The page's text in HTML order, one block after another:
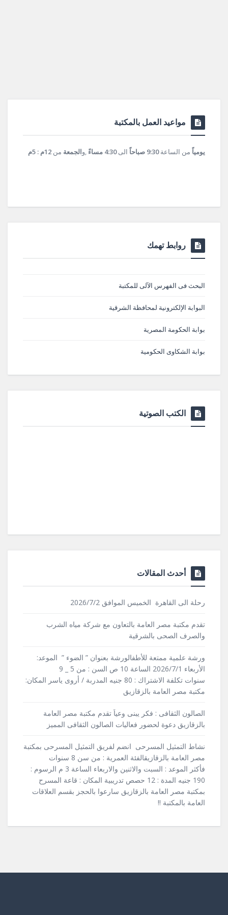
مواعيد العمل بالمكتبة
يومياً من الساعة9:30 صباحاً الى4:30 مساءً ,والجمعة من 12م : 5م
روابط تهمك
البحث فى الفهرس الآلى للمكتبة
البوابة الإلكترونية لمحافظة الشرقية
بوابة الحكومة المصرية
بوابة الشكاوى الحكومية
الكتب الصوتية
أحدث المقالات
رحلة الى القاهرة الخميس الموافق 2026/7/2
تقدم مكتبة مصر العامة بالتعاون مع شركة مياه الشرب
والصرف الصحى بالشرقية
ورشة علمية ممتعة للأطفالورشة بعنوان ” الضوء ” الموعد:
الأربعاء 2026/7/1 الساعة 10 ص السن : من 5 _ 9
سنوات تكلفة الاشتراك : 80 جنيه المدربة / أروى ياسر المكان:
مكتبة مصر العامة بالزقازيق
الصالون الثقافى : فكر يبنى وعياَ تقدم مكتبة مصر العامة
بالزقازيق دعوة لحضور فعاليات الصالون الثقافى المميز
نشاط التمثيل المسرحى انضم لفريق التمثيل المسرحى بمكتبة
مصر العامة بالزقازيقالفئة العمرية : من سن 8 سنوات
فأكثر الموعد : السبت والاثنين والاربعاء الساعة 3 م الرسوم :
190 جنيه المدة : 12 حصص تدريبية المكان : قاعة المسرح
بمكتبة مصر العامة بالزقازيق سارعوا بالحجز بقسم العلاقات
العامة بالمكتبة !!